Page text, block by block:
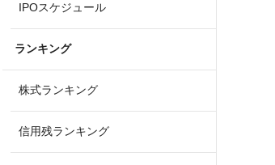
IPOスケジュール
ランキング
株式ランキング
信用残ランキング